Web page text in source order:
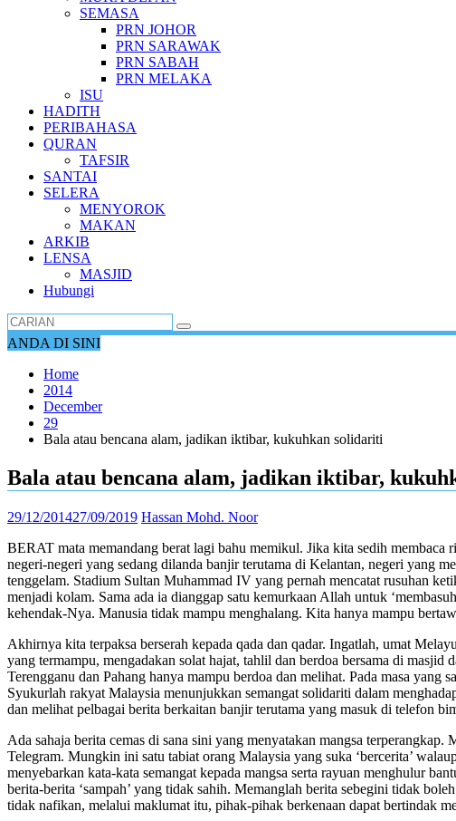
SEMASA
PRN JOHOR
PRN SARAWAK
PRN SABAH
PRN MELAKA
ISU
HADITH
PERIBAHASA
QURAN
TAFSIR
SANTAI
SELERA
MENYOROK
MAKAN
ARKIB
LENSA
MASJID
Hubungi
ANDA DI SINI
Home
2014
December
29
Bala atau bencana alam, jadikan iktibar, kukuhkan solidariti
Bala atau bencana alam, jadikan iktibar,
29/12/201427/09/2019 Hassan Mohd. Noor
BERAT mata memandang berat lagi bahu memikul. Jika kita sedih membaca
negeri-negeri yang sedang dilanda banjir terutama di Kelantan, negeri yang
tenggelam. Stadium Sultan Muhammad IV yang pernah mencatat ru­suhan
menjadi kolam. Sama ada ia dianggap satu kemurkaan Allah untuk
kehendak-Nya. Manusia tidak mampu menghalang. Kita hanya mampu
Akhirnya kita terpaksa berserah kepada qada dan qadar. Ingatlah, umat
yang termampu, mengadakan solat hajat, tahlil dan berdoa bersama di
Terengganu dan Pahang hanya mampu berdoa dan melihat. Pada masa yang
Syukurlah rakyat Malaysia menunjukkan­ semangat solidariti dalam
dan melihat pelbagai berita berkaitan banjir terutama yang masuk di telefon
Ada sahaja berita cemas di sana sini yang menyatakan mangsa
Telegram. Mungkin ini satu tabiat orang Malaysia yang suka ‘bercerita’
menyebarkan kata-kata semangat kepada mangsa serta rayuan menghulur
berita-berita ‘sampah’ yang tidak sahih. Memanglah berita sebegini tidak
tidak nafikan, melalui maklumat itu, pihak-pihak berkenaan dapat bertindak